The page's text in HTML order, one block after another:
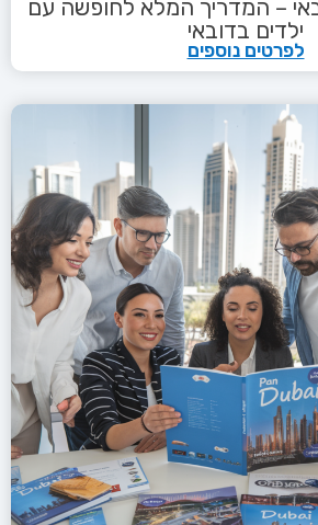
– המדריך המלא לחופשה עם
ילדים בדובאי
לפרטים נוספים